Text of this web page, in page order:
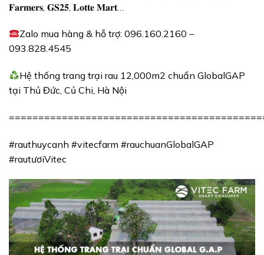
𝐅𝐚𝐫𝐦𝐞𝐫𝐬, 𝐆𝐒𝟐𝟓, 𝐋𝐨𝐭𝐭𝐞 𝐌𝐚𝐫𝐭…
Zalo mua hàng & hỗ trợ: 096.160.2160 –
093.828.4545
Hệ thống trang trại rau 12,000m2 chuẩn GlobalGAP
tại Thủ Đức, Củ Chi, Hà Nội
#rauthuycanh #vitecfarm #rauchuanGlobalGAP
#rautươiVitec